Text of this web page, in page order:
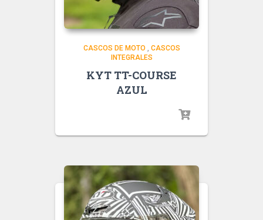
CASCOS DE MOTO, CASCOS
INTEGRALES
KYT TT-COURSE
AZUL